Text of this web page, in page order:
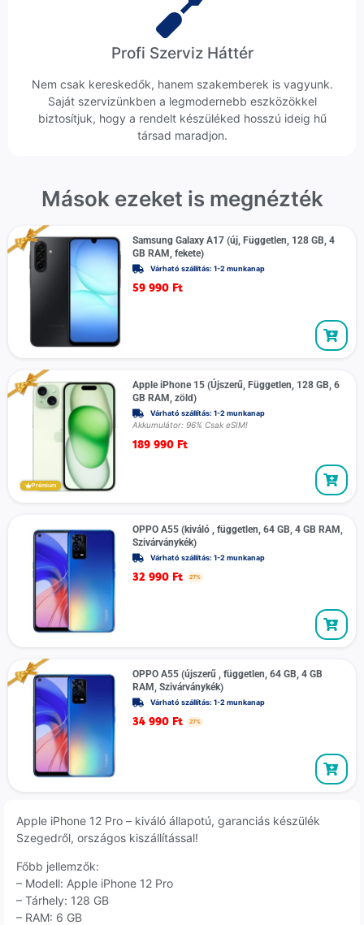
Profi Szerviz Háttér
Nem csak kereskedők, hanem szakemberek is vagyunk.
Saját szervizünkben a legmodernebb eszközökkel
biztosítjuk, hogy a rendelt készüléked hosszú ideig hű
társad maradjon.
Mások ezeket is megnézték
Samsung Galaxy A17 (új, Független, 128 GB, 4
GB RAM, fekete)
Várható szállítás: 1-2 munkanap
59 990 Ft
Prémium
Apple iPhone 15 (Újszerű, Független, 128 GB, 6
GB RAM, zöld)
Várható szállítás: 1-2 munkanap
Akkumulátor: 96% Csak eSIM!
189 990 Ft
OPPO A55 (kiváló , független, 64 GB, 4 GB RAM,
Szivárványkék)
Várható szállítás: 1-2 munkanap
32 990 Ft 27%
OPPO A55 (újszerű , független, 64 GB, 4 GB
RAM, Szivárványkék)
Várható szállítás: 1-2 munkanap
34 990 Ft 27%
Apple iPhone 12 Pro – kiváló állapotú, garanciás készülék
Szegedről, országos kiszállítással!
Főbb jellemzők:
– Modell: Apple iPhone 12 Pro
– Tárhely: 128 GB
– RAM: 6 GB